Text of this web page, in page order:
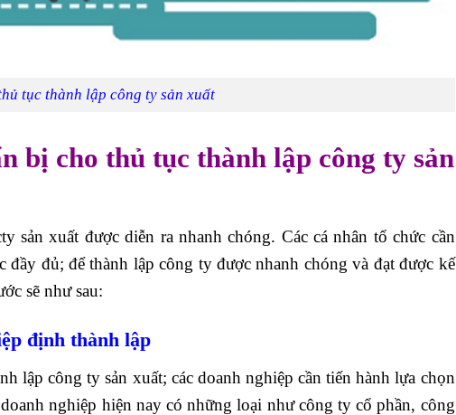
tục thành lập công ty sản xuất
bị cho thủ tục thành lập công ty sản
sản xuất được diễn ra nhanh chóng. Các cá nhân tổ chức cần
đầy đủ; để thành lập công ty được nhanh chóng và đạt được kế
sẽ như sau:
định thành lập
lập công ty sản xuất; các doanh nghiệp cần tiến hành lựa chọn
nghiệp hiện nay có những loại như công ty cổ phần, công